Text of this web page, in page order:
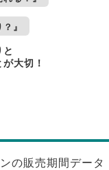
』
大切！
の販売期間データ